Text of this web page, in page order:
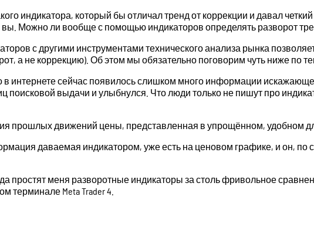
индикатора, который бы отличал тренд от коррекции и давал
Можно ли вообще с помощью индикаторов определять разворот
с другими инструментами технического анализа рынка
а не коррекцию). Об этом мы обязательно поговорим чуть ниже по
интернете сейчас появилось слишком много информации
поисковой выдачи и улыбнулся. Что люди только не пишут про
прошлых движений цены, представленная в упрощённом, удобном
даваемая индикатором, уже есть на ценовом графике, и он, по
простят меня разворотные индикаторы за столь фривольное
терминале Meta Trader 4.